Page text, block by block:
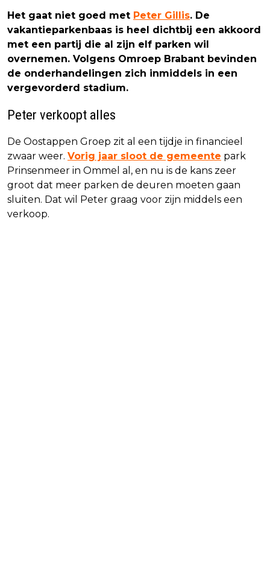
Het gaat niet goed met Peter Gillis. De
vakantieparkenbaas is heel dichtbij een akkoord
met een partij die al zijn elf parken wil
overnemen. Volgens Omroep Brabant bevinden
de onderhandelingen zich inmiddels in een
vergevorderd stadium.
Peter verkoopt alles
De Oostappen Groep zit al een tijdje in financieel
zwaar weer. Vorig jaar sloot de gemeente park
Prinsenmeer in Ommel al, en nu is de kans zeer
groot dat meer parken de deuren moeten gaan
sluiten. Dat wil Peter graag voor zijn middels een
verkoop.